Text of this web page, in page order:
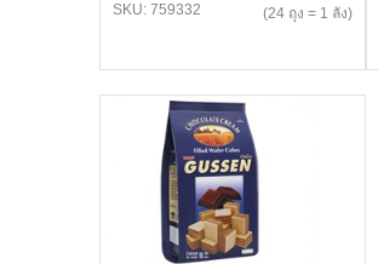
SKU: 759332 (24 ถุง = 1 ลัง)